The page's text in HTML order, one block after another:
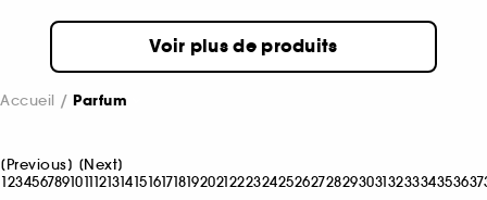
Voir plus de produits
Accueil Parfum
[Previous] [Next]
12345678910111213141516171819202122232425262728293031323334353637